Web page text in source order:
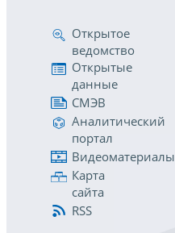
Открытое
ведомство
Открытые
данные
СМЭВ
Аналитический
портал
Видеоматериалы
Карта
сайта
RSS